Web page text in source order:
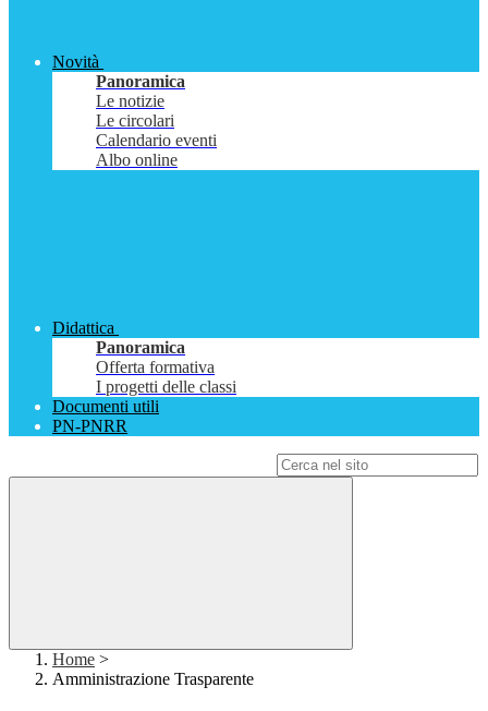
Novità
Panoramica
Le notizie
Le circolari
Calendario eventi
Albo online
Didattica
Panoramica
Offerta formativa
I progetti delle classi
Documenti utili
PN-PNRR
Home >
Amministrazione Trasparente